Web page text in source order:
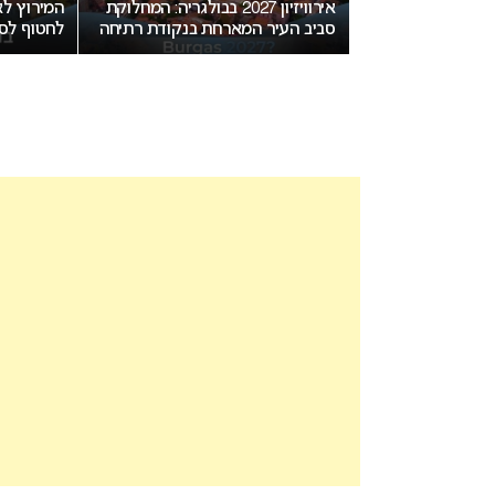
המירוץ לאירוויזיון 2027: בורגס בדרך
לחטוף לסופיה את האירוח
הצבעה